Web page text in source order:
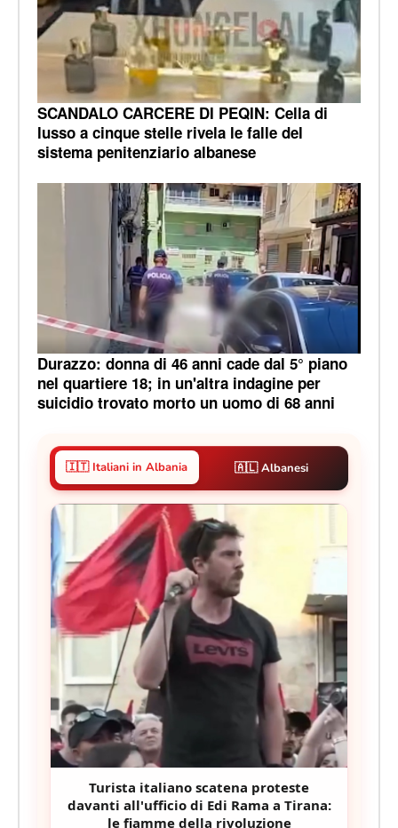
SCANDALO CARCERE DI PEQIN: Cella di
lusso a cinque stelle rivela le falle del
sistema penitenziario albanese
Durazzo: donna di 46 anni cade dal 5° piano
nel quartiere 18; in un'altra indagine per
suicidio trovato morto un uomo di 68 anni
🇮🇹 Italiani in Albania 🇦🇱 Albanesi
Turista italiano scatena proteste
davanti all'ufficio di Edi Rama a Tirana:
le fiamme della rivoluzione